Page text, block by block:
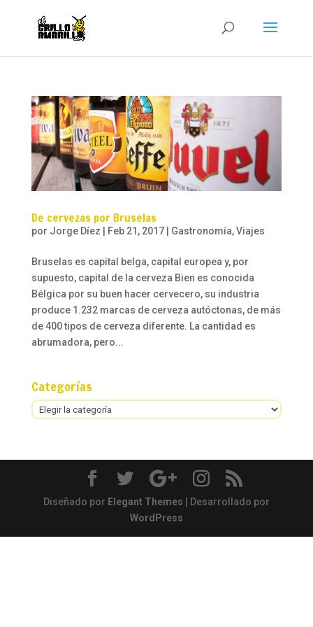
De cervezas por Bruselas
por Jorge Díez Feb 21, 2017| Gastronomía,Viajes
Bruselas es capital belga, capital europea y, por
supuesto, capital de la cerveza Bien es conocida
Bélgica por su buen hacer cervecero, su industria
produce 1.232 marcas de cerveza autóctonas, de más
de 400 tipos de cerveza diferente. La cantidad es
abrumadora, pero...
Categorías
Categorías
Diseñado por Elegant Themes | Desarrollado por
WordPress